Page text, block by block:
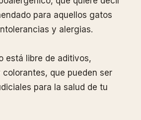
para aquellos gatos
y alergias.
está libre de aditivos,
que pueden ser
para la salud de tu